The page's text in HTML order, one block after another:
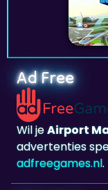
Ad Free
Wil je Airport
advertenties
adfreegames.nl.
Favoriet